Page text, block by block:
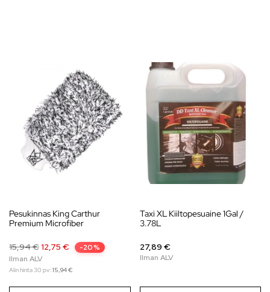
Pesukinnas King Carthur
Premium Microfiber
15,94€12,75 € -20%
Alin hinta 30 pv: 15,94€
Taxi XL Kiiltopesuaine 1Gal /
3.78L
27,89 €